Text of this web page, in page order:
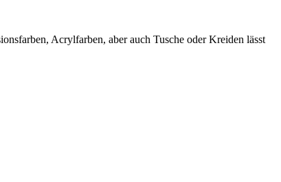
Acrylfarben, aber auch Tusche oder Kreiden lässt